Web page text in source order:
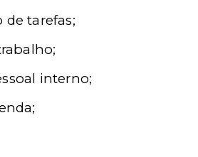
de tarefas;
interno;